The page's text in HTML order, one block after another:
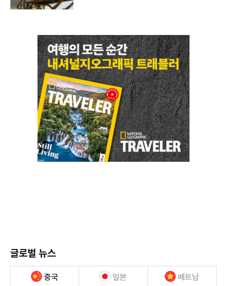
글로벌 뉴스
중국 일본 베트남